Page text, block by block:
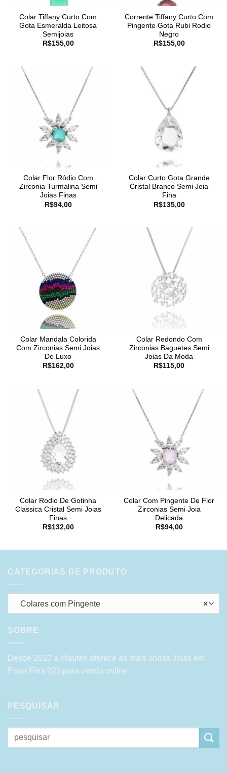
Colar Tiffany Curto Com
Gota Esmeralda Leitosa
Semijoias
R$155,00
Corrente Tiffany Curto Com
Pingente Gota Rubi Rodio
Negro
R$155,00
Colar Flor Ródio Com
Zirconia Turmalina Semi
Joias Finas
R$94,00
Colar Curto Gota Grande
Cristal Branco Semi Joia
Fina
R$135,00
Colar Mandala Colorida
Com Zirconias Semi Joias
De Luxo
R$162,00
Colar Redondo Com
Zirconias Baguetes Semi
Joias Da Moda
R$115,00
Colar Rodio De Gotinha
Classica Cristal Semi Joias
Finas
R$132,00
Colar Com Pingente De Flor
Zirconias Semi Joia
Delicada
R$94,00
CATEGORIAS DE PRODUTO
×
Colares com Pingente
SOBRE
Desde 2010 a Waufen oferece as mais lindas Joias em
Prata Fina 925 para venda online.
PESQUISAR
Pesquisar
por: